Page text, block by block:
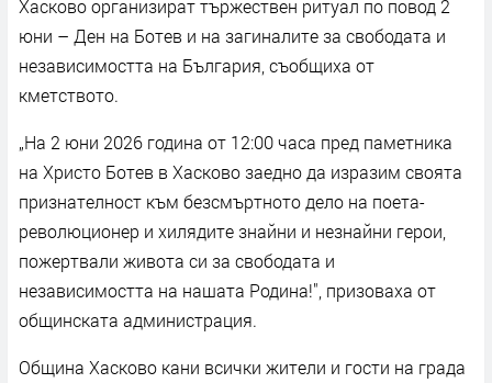
Хасково организират тържествен ритуал по повод 2
юни – Ден на Ботев и на загиналите за свободата и
независимостта на България, съобщиха от
кметството.
„На 2 юни 2026 година от 12:00 часа пред паметника
на Христо Ботев в Хасково заедно да изразим своята
признателност към безсмъртното дело на поета-
революционер и хилядите знайни и незнайни герои,
пожертвали живота си за свободата и
независимостта на нашата Родина!", призоваха от
общинската администрация.
Община Хасково кани всички жители и гости на града